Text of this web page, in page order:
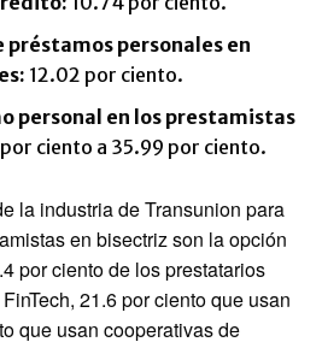
préstamos personales en
12.02 por ciento.
personal en los prestamistas
ciento a 35.99 por ciento.
la industria de Transunion para
en bisectriz son la opción
por ciento de los prestatarios
21.6 por ciento que usan
que usan cooperativas de